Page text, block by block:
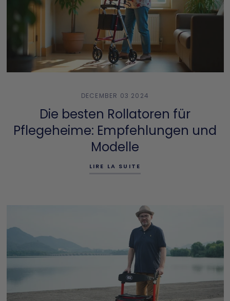
DECEMBER 03 2024
Die besten Rollatoren für
Pflegeheime: Empfehlungen und
Modelle
LIRE LA SUITE